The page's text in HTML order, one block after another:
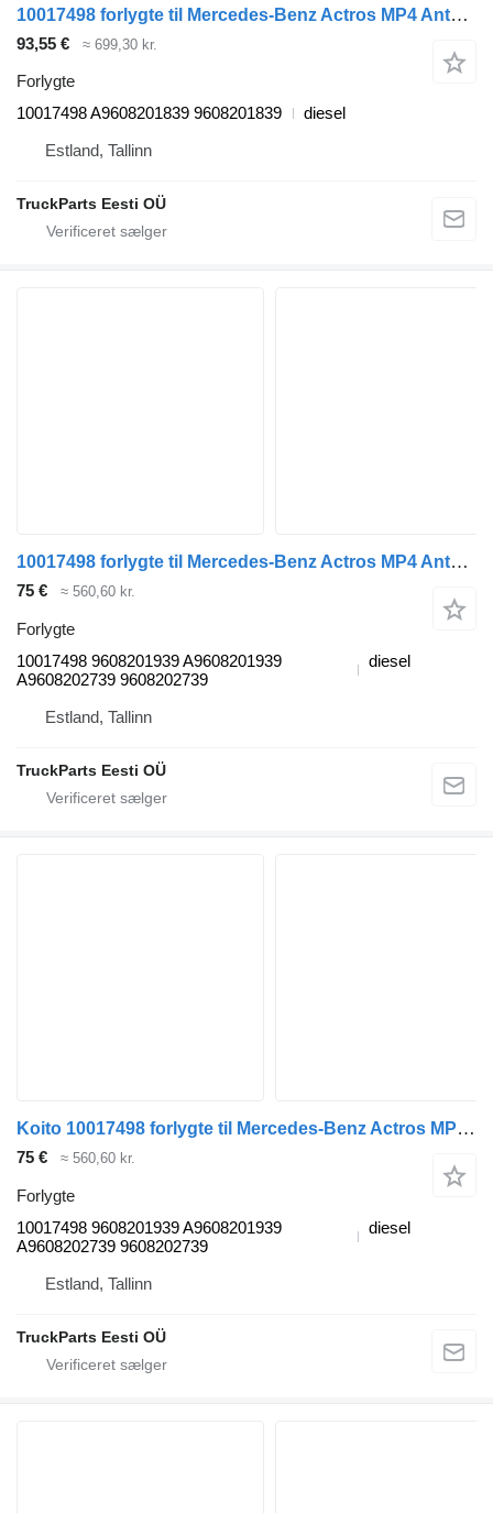
10017498 forlygte til Mercedes-Benz Actros MP4 Antos Arocs (2012-) trækker
93,55 € ≈ 699,30 kr.
Forlygte
10017498 A9608201839 9608201839
diesel
Estland, Tallinn
TruckParts Eesti OÜ
10017498 forlygte til Mercedes-Benz Actros MP4 Antos Arocs (2012-) trækker
75 € ≈ 560,60 kr.
Forlygte
10017498 9608201939 A9608201939
A9608202739 9608202739
diesel
Estland, Tallinn
TruckParts Eesti OÜ
Koito 10017498 forlygte til Mercedes-Benz Actros MP4 Antos Arocs (2012-) trækker
75 € ≈ 560,60 kr.
Forlygte
10017498 9608201939 A9608201939
A9608202739 9608202739
diesel
Estland, Tallinn
TruckParts Eesti OÜ